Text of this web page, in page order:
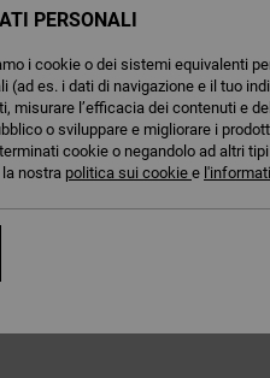
presto saranno
PERSONALI
i cookie o dei sistemi equivalenti
es. i dati di navigazione e il tuo
misurare l’efficacia dei contenuti e
o sviluppare e migliorare i
cookie o negandolo ad altri
nostra politica sui cookie e